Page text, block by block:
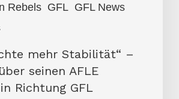
Rebels GFL GFL News
mehr Stabilität“ –
seinen AFLE
Richtung GFL